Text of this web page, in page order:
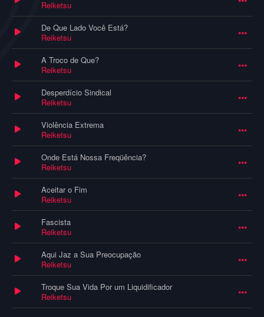
Reiketsu
De Que Lado Você Está?
Reiketsu
A Troco de Que?
Reiketsu
Desperdício Sindical
Reiketsu
Violência Extrema
Reiketsu
Onde Está Nossa Freqüência?
Reiketsu
Aceitar o Fim
Reiketsu
Fascista
Reiketsu
Aqui Jaz a Sua Preocupação
Reiketsu
Troque Sua Vida Por um Liquidificador
Reiketsu